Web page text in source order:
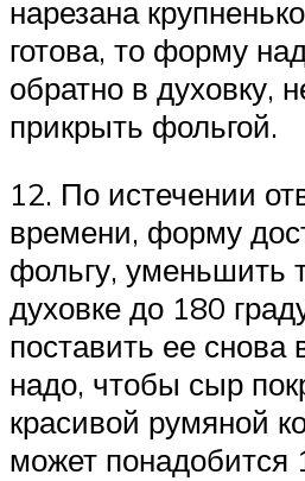
нарезана
готова, то форму
обратно в духовку,
прикрыть фольгой.
12. По истечении
времени, форму
фольгу, уменьшить
духовке до 180
поставить ее снова
надо, чтобы сыр
красивой румяной
может понадобится